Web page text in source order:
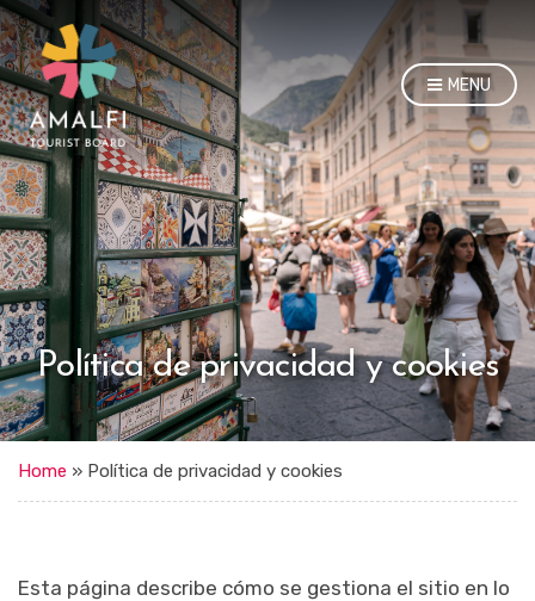
MENU
Política de privacidad y cookies
Home » Política de privacidad y cookies
Esta página describe cómo se gestiona el sitio en lo